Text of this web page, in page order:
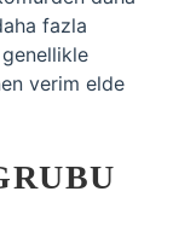
fazla
verim elde